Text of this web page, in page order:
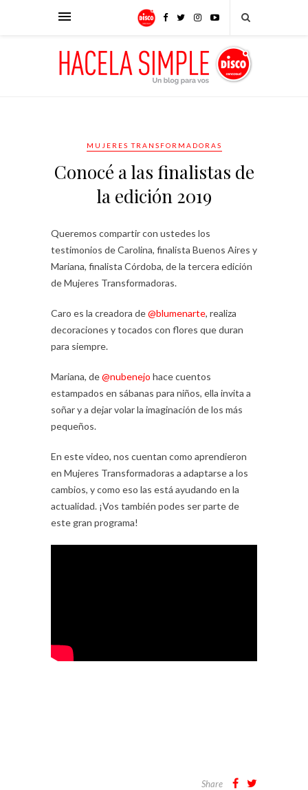
MUJERES TRANSFORMADORAS
Conocé a las finalistas de
la edición 2019
Queremos compartir con ustedes los
testimonios de Carolina, finalista Buenos Aires y
Mariana, finalista Córdoba, de la tercera edición
de Mujeres Transformadoras.
Caro es la creadora de@blumenarte, realiza
decoraciones y tocados con flores que duran
para siempre.
Mariana, de@nubenejo hace cuentos
estampados en sábanas para niños, ella invita a
soñar y a dejar volar la imaginación de los más
pequeños.
En este video, nos cuentan como aprendieron
en Mujeres Transformadoras a adaptarse a los
cambios, y como eso las está ayudando en la
actualidad. ¡Vos también podes ser parte de
este gran programa!
Share